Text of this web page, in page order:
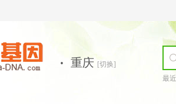
· 重庆 [切换]
最